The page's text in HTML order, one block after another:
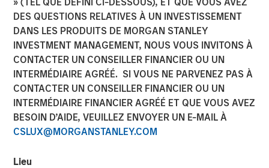
DES QUESTIONS RELATIVES À UN INVESTISSEMENT
DANS LES PRODUITS DE MORGAN STANLEY
INVESTMENT MANAGEMENT, NOUS VOUS INVITONS À
CONTACTER UN CONSEILLER FINANCIER OU UN
INTERMÉDIAIRE AGRÉÉ. SI VOUS NE PARVENEZ PAS À
CONTACTER UN CONSEILLER FINANCIER OU UN
INTERMÉDIAIRE FINANCIER AGRÉÉ ET QUE VOUS AVEZ
BESOIN D’AIDE, VEUILLEZ ENVOYER UN E-MAIL À
CSLUX@MORGANSTANLEY.COM
Lieu
SLIMMON'S TAKE INSIGHTS
Equity Market
Commentary - December
2025
31 DÉCEMBRE 2025